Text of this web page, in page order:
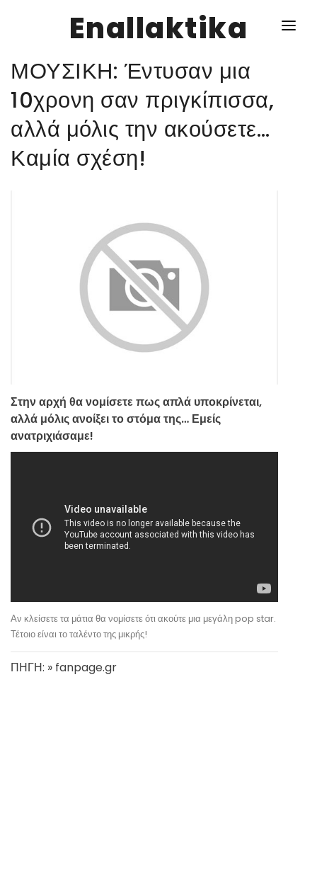
Enallaktika
NEWS
ΥΓΕΙΑ
ΣΥΝΤΑΓΕΣ
ΚΑΛΛΙΕΡΓΕΙΕΣ
ΜΟΥΣΙΚΗ: Έντυσαν μια
10χρονη σαν πριγκίπισσα,
αλλά μόλις την ακούσετε…
Καμία σχέση!
Στην αρχή θα νομίσετε πως απλά υποκρίνεται,
αλλά μόλις ανοίξει το στόμα της… Εμείς
ανατριχιάσαμε!
Αν κλείσετε τα μάτια θα νομίσετε ότι ακούτε μια μεγάλη pop star.
Τέτοιο είναι το ταλέντο της μικρής!
ΠΗΓΗ: » fanpage.gr